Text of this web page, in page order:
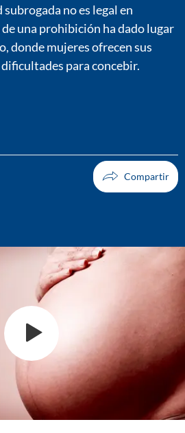
no es legal en
una prohibición ha dado lugar
donde mujeres ofrecen sus
para concebir.